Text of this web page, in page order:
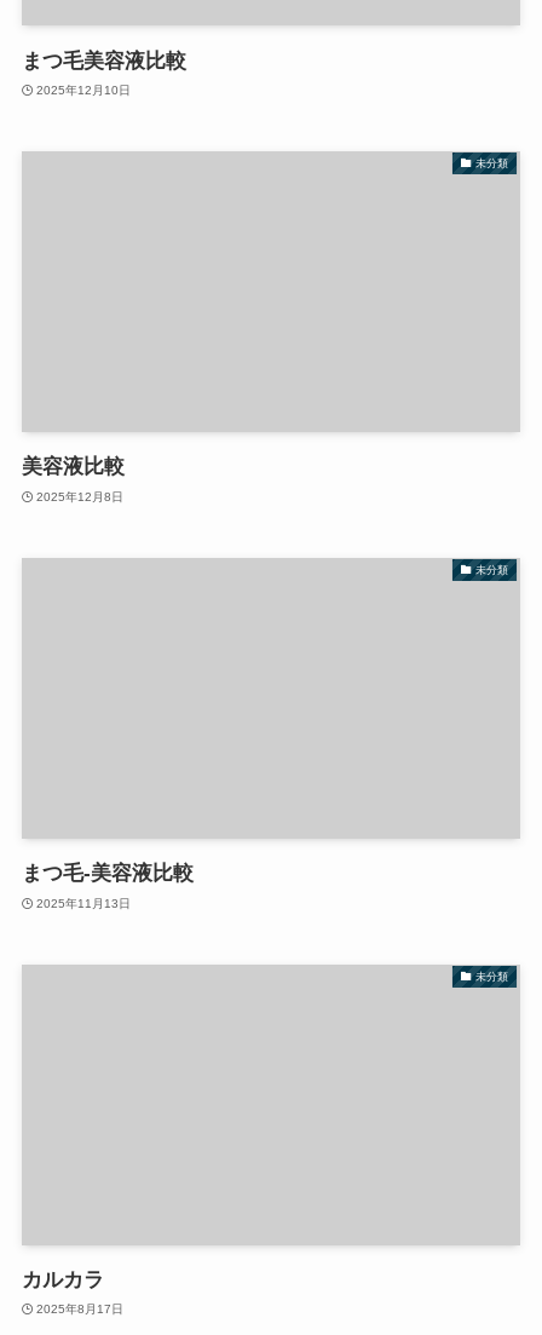
まつ毛美容液比較
2025年12月10日
未分類
美容液比較
2025年12月8日
未分類
まつ毛-美容液比較
2025年11月13日
未分類
カルカラ
2025年8月17日